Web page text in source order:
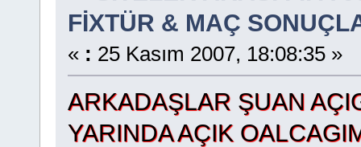
FİXTÜR & MAÇ
« : 25 Kasım 2007, 18:08:35 »
ARKADAŞLAR ŞUAN
YARINDA AÇIK